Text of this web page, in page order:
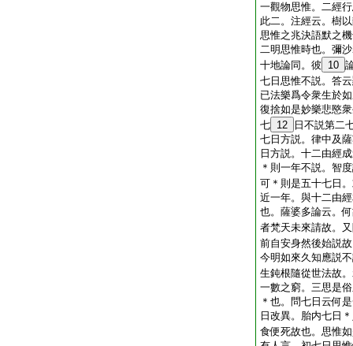
一觀物思惟。二經
此二。注經云。樹
思惟之兆決語默之
二明思惟時也。彌
十地論同。彼
10
七日思惟不説。答
已法樂爲令衆生於
復捨如是妙樂悲愍
七 12
日不説第二
七日方説。律中及
日方説。十二由經
＊則一年不説。智
可＊則是五十七日
近一年。與十二由
也。薩婆多論云。
者梵天未來請故。
前自安身然後始説
今明如來久知應説
生鈍根隨從世法故
一數之窮。三思是
＊也。問七日云何
日改異。胎内七日
食便死故也。思惟